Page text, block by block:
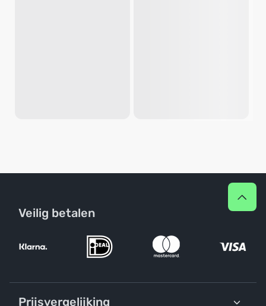
Veilig betalen
Prijsvergelijking